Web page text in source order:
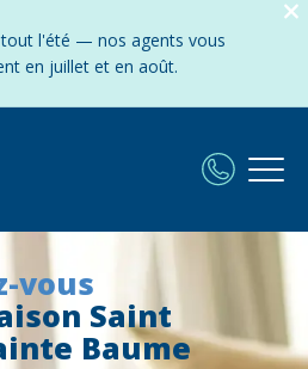
l'été — nos agents vous
en juillet et en août.
vous
Saint
Baume